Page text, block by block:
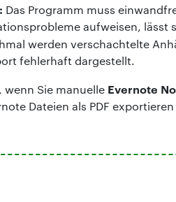
Das Programm muss
aufweisen, lässt
werden verschachtelte
fehlerhaft dargestellt.
wenn Sie manuelle Evernote
Dateien als PDF